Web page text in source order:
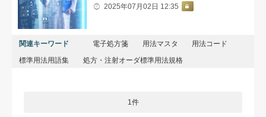
2025年07月02日 12:35
関連キーワード 電子処方箋 用法マスタ
用法コード
標準用法用語集
処方・注射オーダ標準用法規格
1件